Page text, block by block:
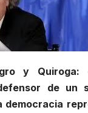
y Quiroga:
de un
democracia